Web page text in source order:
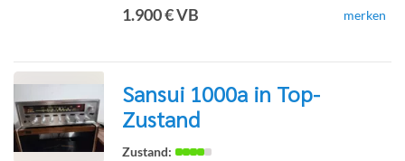
1.900 € VB merken
Sansui 1000a in Top-
Zustand